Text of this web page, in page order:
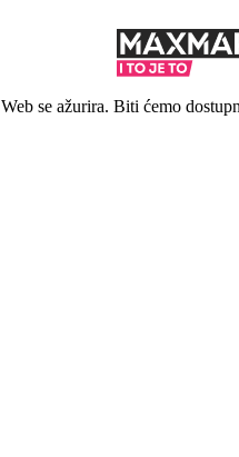
Web se ažurira. Biti ćemo